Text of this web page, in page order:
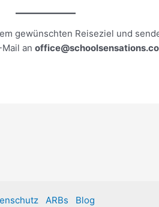
gewünschten Reiseziel und
an
ARBs
Blog